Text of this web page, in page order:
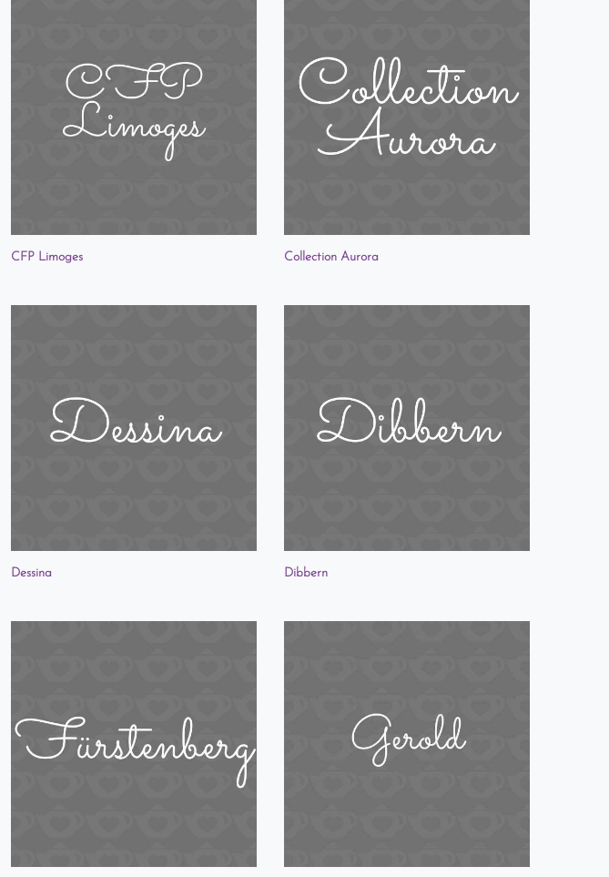
CFP Limoges Collection Aurora
Dessina Dibbern